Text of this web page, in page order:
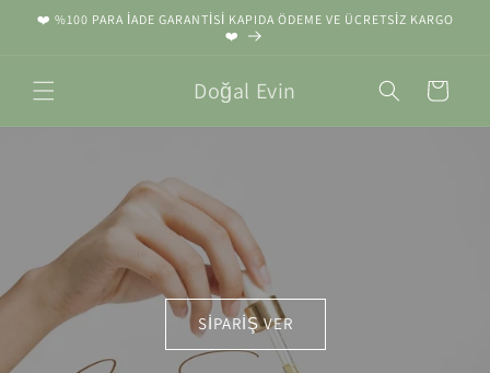
İçeriğe
❤️ %100 PARA İADE GARANTİSİ KAPIDA ÖDEME VE ÜCRETSİZ KARGO
❤️
Doğal Evin Sepet
SİPARİŞ VER